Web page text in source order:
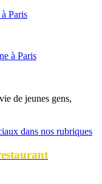
à Paris
de jeunes gens,
dans nos rubriques